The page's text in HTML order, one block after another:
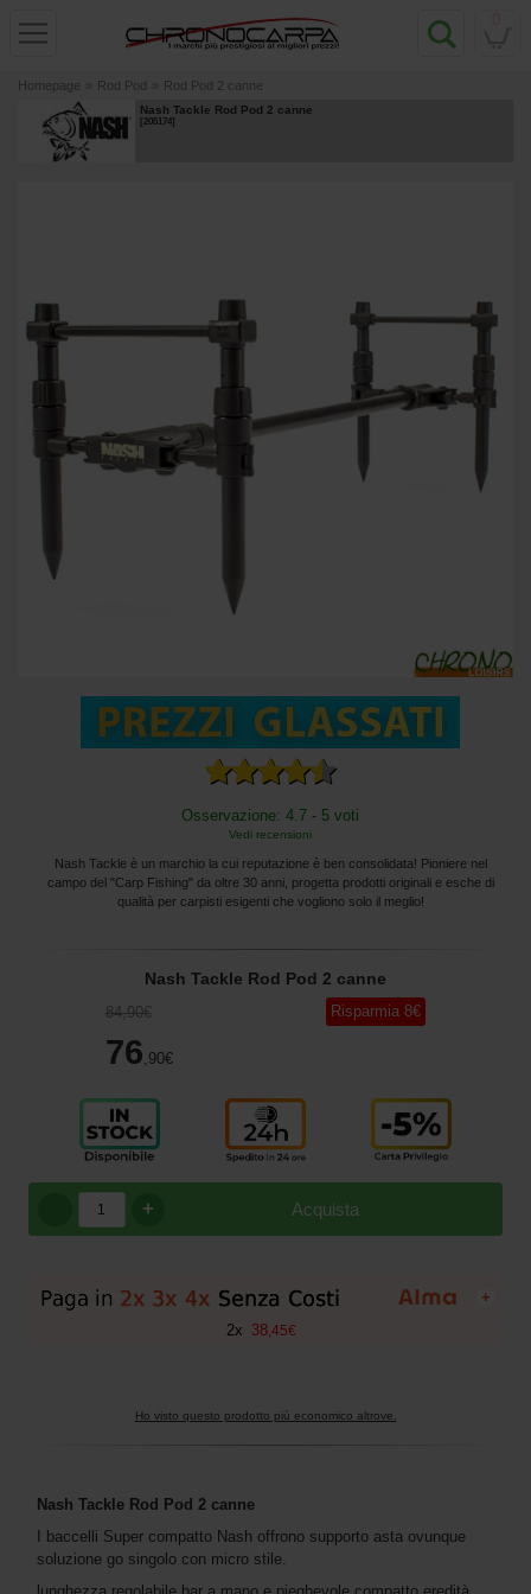
Homepage » Rod Pod » Rod Pod 2 canne
Nash Tackle Rod Pod 2 canne
[205174]
Osservazione: 4.7 - 5 voti
Vedi recensioni
Nash Tackle è un marchio la cui reputazione è ben consolidata! Pioniere nel
campo del "Carp Fishing" da oltre 30 anni, progetta prodotti originali e esche di
qualità per carpisti esigenti che vogliono solo il meglio!
Nash Tackle Rod Pod 2 canne
84,90€
76 ,90€
Risparmia 8€
Acquista
+
+
2x 38 45€
Ho visto questo prodotto più economico altrove.
Nash Tackle Rod Pod 2 canne
I baccelli Super compatto Nash offrono supporto asta ovunque
soluzione go singolo con micro stile.